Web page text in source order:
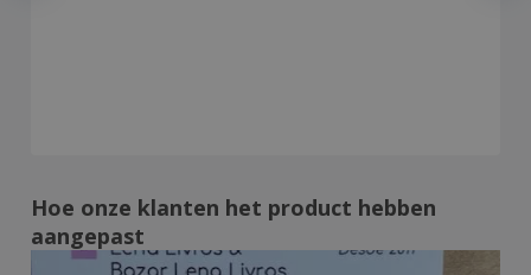
Hoe onze klanten het product hebben
aangepast